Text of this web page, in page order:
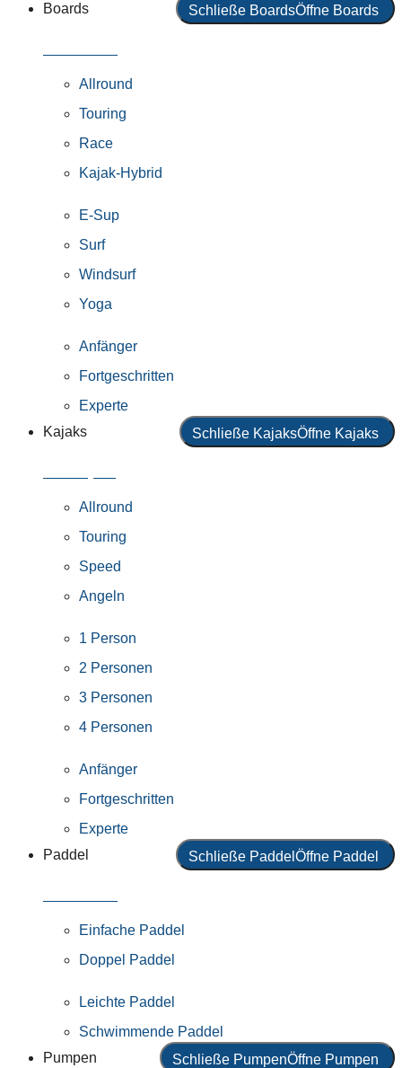
Boards Schließe BoardsÖffne Boards
Allround
Touring
Race
Kajak-Hybrid
E-Sup
Surf
Windsurf
Yoga
Anfänger
Fortgeschritten
Experte
Kajaks
Schließe KajaksÖffne Kajaks
Allround
Touring
Speed
Angeln
1 Person
2 Personen
3 Personen
4 Personen
Anfänger
Fortgeschritten
Experte
Paddel
Schließe Paddel Öffne Paddel
Einfache Paddel
Doppel Paddel
Leichte Paddel
Schwimmende Paddel
Pumpen
Schließe PumpenÖffne Pumpen